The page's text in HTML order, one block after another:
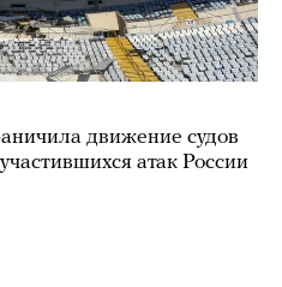
движение судов
атак России